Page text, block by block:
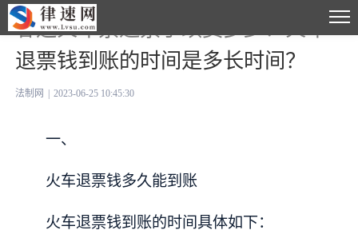
春运火车票退票手续费多少？火车
退票钱到账的时间是多长时间？
法制网 2023-06-25 10:45:30
一、
火车退票钱多久能到账
火车退票钱到账的时间具体如下：